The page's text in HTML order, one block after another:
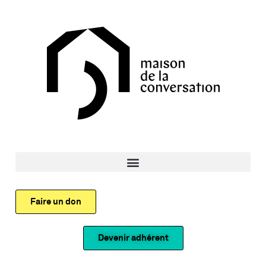
Faire un don
Devenir adhérent